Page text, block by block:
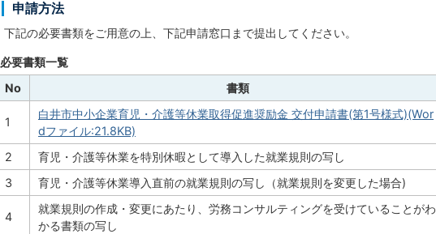
申請方法
下記の必要書類をご用意の上、下記申請窓口まで提出してください。
必要書類一覧
No
書類
1
白井市中小企業育児・介護等休業取得促進奨励金 交付申請書(第1号様式)(Wor
dファイル:21.8KB)
2
育児・介護等休業を特別休暇として導入した就業規則の写し
3
育児・介護等休業導入直前の就業規則の写し（就業規則を変更した場合)
4
就業規則の作成・変更にあたり、労務コンサルティングを受けていることがわ
かる書類の写し